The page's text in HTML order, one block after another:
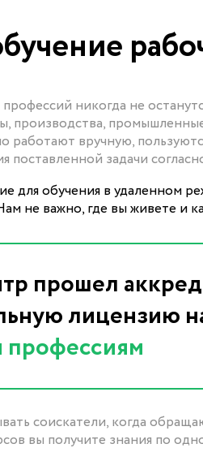
никогда не
производства,
работают вручную,
поставленной задачи
для обучения в удаленном
не важно, где вы живете и
прошел
лицензию
профессиям
соискатели, когда
вы получите знания по